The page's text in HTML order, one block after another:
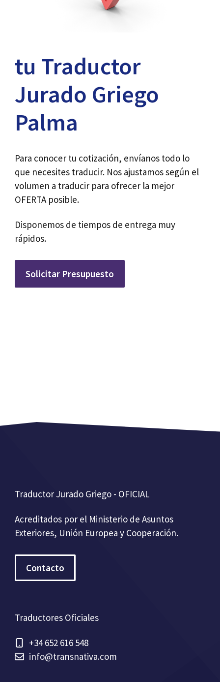
tu Traductor
Jurado Griego
Palma
Para conocer tu cotización, envíanos todo lo
que necesites traducir. Nos ajustamos según el
volumen a traducir para ofrecer la mejor
OFERTA posible.
Disponemos de tiempos de entrega muy
rápidos.
Solicitar Presupuesto
Traductor Jurado Griego - OFICIAL
Acreditados por el Ministerio de Asuntos
Exteriores, Unión Europea y Cooperación.
Contacto
Traductores Oficiales
+34 652 616 548
info@transnativa.com